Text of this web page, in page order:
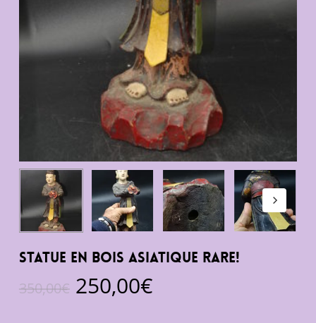
Statue en bois Asiatique Rare!
350,00€ Le
prix
250,00€Le